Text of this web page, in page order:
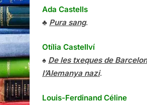
Ada Castells
♣ Pura sang.
Otília Castellví
♠ De les txeques de
l’Alemanya nazi.
Louis-Ferdinand Céline